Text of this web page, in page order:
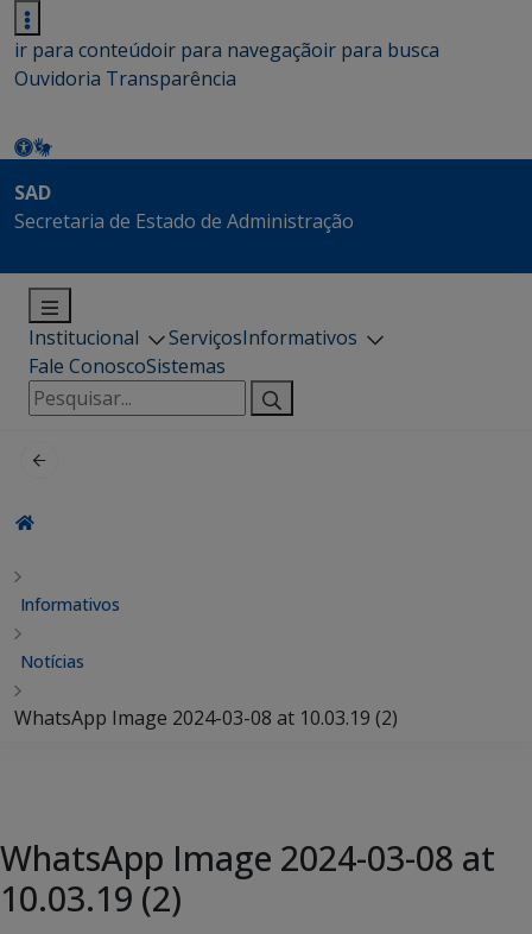
ir para conteúdoir para navegaçãoir para busca
Ouvidoria Transparência
SAD
Secretaria de Estado de Administração
Institucional ServiçosInformativos
Fale ConoscoSistemas
Pesquisar
por:
Informativos
Notícias
WhatsApp Image 2024-03-08 at 10.03.19 (2)
WhatsApp Image 2024-03-08 at
10.03.19 (2)